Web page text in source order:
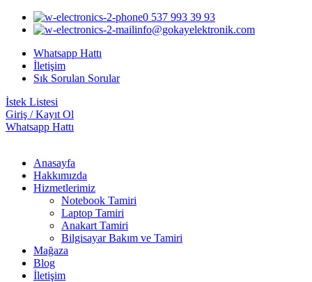
0 537 993 39 93
info@gokayelektronik.com
Whatsapp Hattı
İletişim
Sık Sorulan Sorular
İstek Listesi
Giriş / Kayıt Ol
Whatsapp Hattı
Anasayfa
Hakkımızda
Hizmetlerimiz
Notebook Tamiri
Laptop Tamiri
Anakart Tamiri
Bilgisayar Bakım ve Tamiri
Mağaza
Blog
İletişim